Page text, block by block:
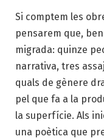
Si comptem les
pensarem que,
migrada: quinze
narrativa, tres
quals de gènere
pel que fa a la
la superfície. Als
una poètica que